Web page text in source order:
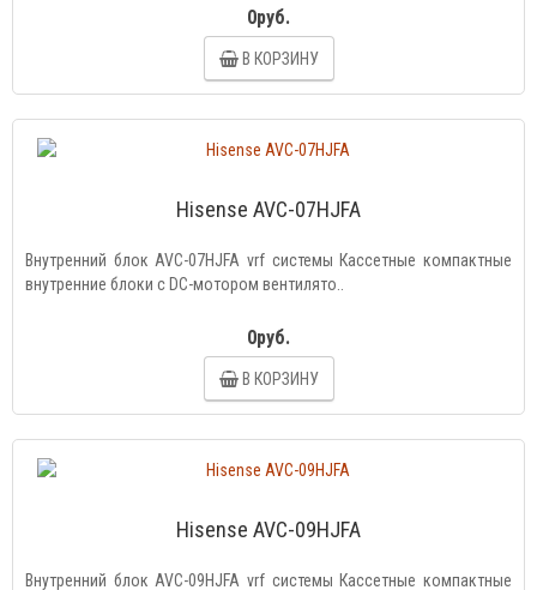
0руб.
В КОРЗИНУ
Hisense AVC-07HJFA
Внутренний блок AVC-07HJFA vrf системы Кассетные компактные
внутренние блоки с DC-мотором вентилято..
0руб.
В КОРЗИНУ
Hisense AVC-09HJFA
Внутренний блок AVC-09HJFA vrf системы Кассетные компактные